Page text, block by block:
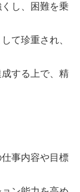
し、困難を乗
て珍重され、
する上で、精
事内容や目標